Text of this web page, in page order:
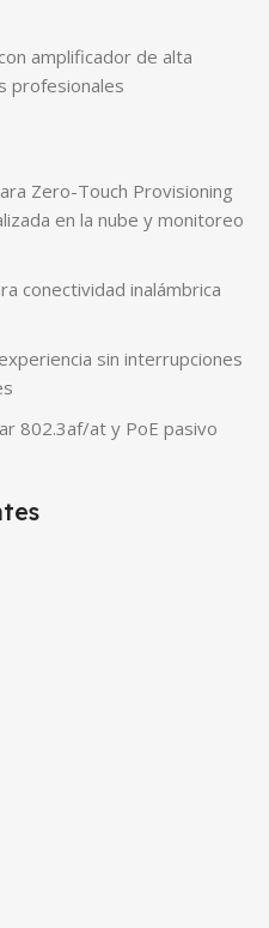
amplificador de alta
profesionales
Zero-Touch Provisioning
en la nube y monitoreo
conectividad inalámbrica
sin interrupciones
802.3af/at y PoE pasivo